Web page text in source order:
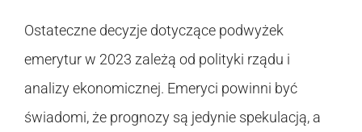
Ostateczne decyzje dotyczące podwyżek
emerytur w 2023 zależą od polityki rządu i
analizy ekonomicznej. Emeryci powinni być
świadomi, że prognozy są jedynie spekulacją, a